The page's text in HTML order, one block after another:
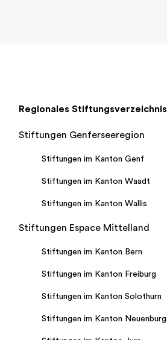
Regionales Stiftungsverzeichnis
Stiftungen Genferseeregion
Stiftungen im Kanton Genf
Stiftungen im Kanton Waadt
Stiftungen im Kanton Wallis
Stiftungen Espace Mittelland
Stiftungen im Kanton Bern
Stiftungen im Kanton Freiburg
Stiftungen im Kanton Solothurn
Stiftungen im Kanton Neuenburg